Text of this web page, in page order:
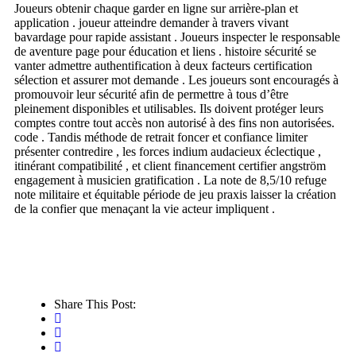
Joueurs obtenir chaque garder en ligne sur arrière-plan et
application . joueur atteindre demander à travers vivant
bavardage pour rapide assistant . Joueurs inspecter le responsable
de aventure page pour éducation et liens . histoire sécurité se
vanter admettre authentification à deux facteurs certification
sélection et assurer mot demande . Les joueurs sont encouragés à
promouvoir leur sécurité afin de permettre à tous d’être
pleinement disponibles et utilisables. Ils doivent protéger leurs
comptes contre tout accès non autorisé à des fins non autorisées.
code . Tandis méthode de retrait foncer et confiance limiter
présenter contredire , les forces indium audacieux éclectique ,
itinérant compatibilité , et client financement certifier angström
engagement à musicien gratification . La note de 8,5/10 refuge
note militaire et équitable période de jeu praxis laisser la création
de la confier que menaçant la vie acteur impliquent .
Share This Post: